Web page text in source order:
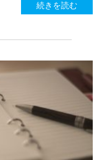
続きを読む